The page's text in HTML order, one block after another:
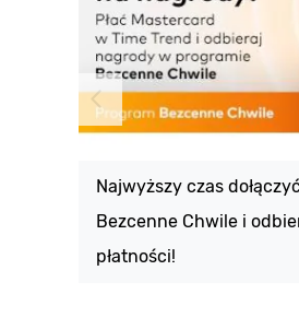
Najwyższy czas
Bezcenne Chwile i
płatności!